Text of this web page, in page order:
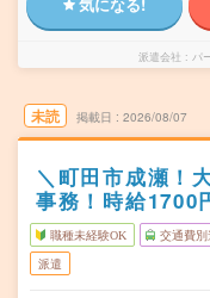
派遣会社 パ
未読 掲載日 2026/08/07
＼町田市成瀬！
事務！時給1700
職種未経験OK 交通費別
派遣